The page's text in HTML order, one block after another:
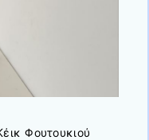
Φουτουκιού